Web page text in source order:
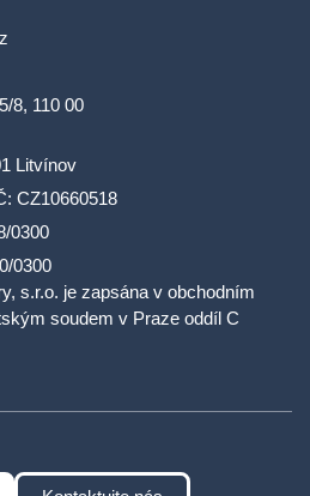
8, 110 00
Litvínov
CZ10660518
0300
0300
s.r.o. je zapsána v obchodním
soudem v Praze oddíl C